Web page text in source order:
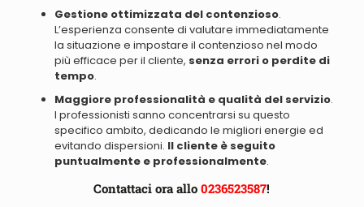
Gestione ottimizzata del contenzioso.
L’esperienza consente di valutare immediatamente
la situazione e impostare il contenzioso nel modo
più efficace per il cliente, senza errori o perdite di
tempo.
Maggiore professionalità e qualità del servizio.
I professionisti sanno concentrarsi su questo
specifico ambito, dedicando le migliori energie ed
evitando dispersioni. Il cliente è seguito
puntualmente e professionalmente.
Contattaci ora allo0236523587!